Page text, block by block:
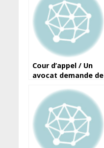
Cour d’appel / Un
avocat demande de
Souaré au paiement
de plus de 40
milliards de francs
guinéens à Super V,
Blasco, etc.